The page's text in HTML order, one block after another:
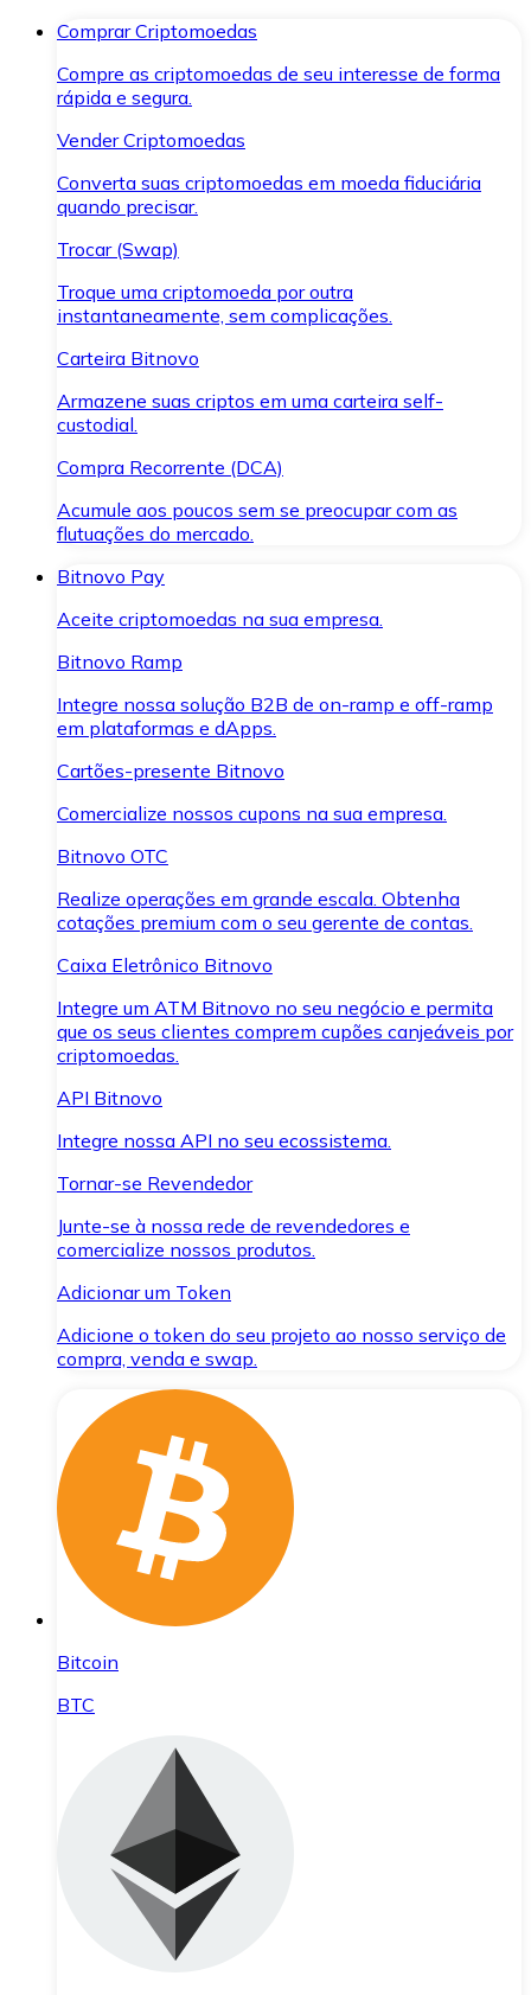
Comprar Criptomoedas
Compre as criptomoedas de seu interesse de forma
rápida e segura.
Vender Criptomoedas
Converta suas criptomoedas em moeda fiduciária
quando precisar.
Trocar (Swap)
Troque uma criptomoeda por outra
instantaneamente, sem complicações.
Carteira Bitnovo
Armazene suas criptos em uma carteira self-
custodial.
Compra Recorrente (DCA)
Acumule aos poucos sem se preocupar com as
flutuações do mercado.
Bitnovo Pay
Aceite criptomoedas na sua empresa.
Bitnovo Ramp
Integre nossa solução B2B de on-ramp e off-ramp
em plataformas e dApps.
Cartões-presente Bitnovo
Comercialize nossos cupons na sua empresa.
Bitnovo OTC
Realize operações em grande escala. Obtenha
cotações premium com o seu gerente de contas.
Caixa Eletrônico Bitnovo
Integre um ATM Bitnovo no seu negócio e permita
que os seus clientes comprem cupões canjeáveis por
criptomoedas.
API Bitnovo
Integre nossa API no seu ecossistema.
Tornar-se Revendedor
Junte-se à nossa rede de revendedores e
comercialize nossos produtos.
Adicionar um Token
Adicione o token do seu projeto ao nosso serviço de
compra, venda e swap.
Bitcoin
BTC